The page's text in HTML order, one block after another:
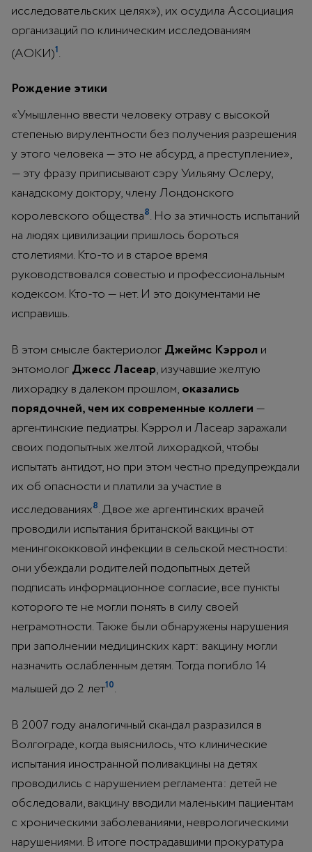
исследовательских целях»), их осудила Ассоциация
организаций по клиническим исследованиям
(АОКИ)1.
Рождение этики
«Умышленно ввести человеку отраву с высокой
степенью вирулентности без получения разрешения
у этого человека — это не абсурд, а преступление»,
— эту фразу приписывают сэру Уильяму Ослеру,
канадскому доктору, члену Лондонского
королевского общества8. Но за этичность испытаний
на людях цивилизации пришлось бороться
столетиями. Кто-то и в старое время
руководствовался совестью и профессиональным
кодексом. Кто-то — нет. И это документами не
исправишь.
В этом смысле бактериологДжеймс Кэрроли
энтомологДжесс Ласеар, изучавшие желтую
лихорадку в далеком прошлом,оказались
порядочней, чем их современные коллеги—
аргентинские педиатры. Кэррол и Ласеар заражали
своих подопытных желтой лихорадкой, чтобы
испытать антидот, но при этом честно предупреждали
их об опасности и платили за участие в
исследованиях8. Двое же аргентинских врачей
проводили испытания британской вакцины от
менингококковой инфекции в сельской местности:
они убеждали родителей подопытных детей
подписать информационное согласие, все пункты
которого те не могли понять в силу своей
неграмотности. Также были обнаружены нарушения
при заполнении медицинских карт: вакцину могли
назначить ослабленным детям. Тогда погибло 14
малышей до 2 лет10.
В 2007 году аналогичный скандал разразился в
Волгограде, когда выяснилось, что клинические
испытания иностранной поливакцины на детях
проводились с нарушением регламента: детей не
обследовали, вакцину вводили маленьким пациентам
с хроническими заболеваниями, неврологическими
нарушениями. В итоге пострадавшими прокуратура